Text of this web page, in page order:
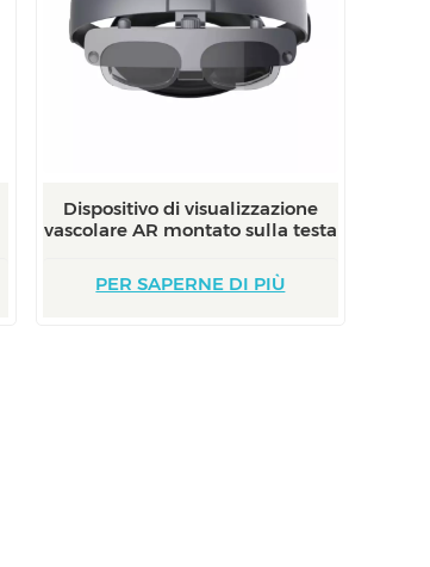
Dispositivo di visualizzazione
vascolare AR montato sulla testa
PER SAPERNE DI PIÙ